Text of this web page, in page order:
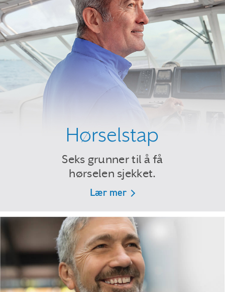
Hørselstap
Seks grunner til å få
hørselen sjekket.
Lær mer